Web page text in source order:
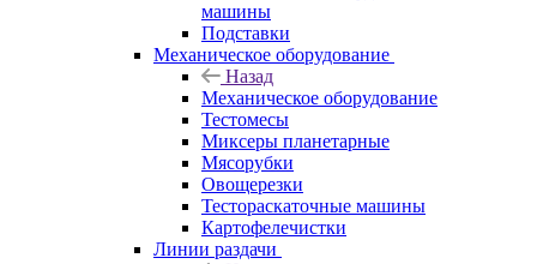
машины
Подставки
Механическое оборудование
Назад
Механическое оборудование
Тестомесы
Миксеры планетарные
Мясорубки
Овощерезки
Тестораскаточные машины
Картофелечистки
Линии раздачи